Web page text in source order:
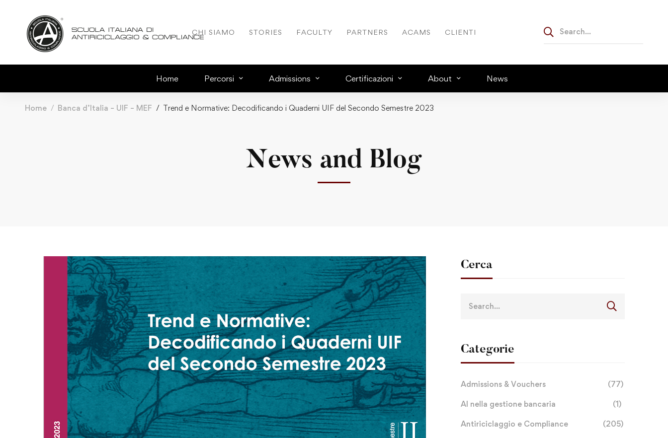
CHI SIAMO STORIES FACULTY PARTNERS ACAMS CLIENTI
Home Percorsi Admissions Certificazioni About News
Home Banca d’Italia – UIF – MEF Trend e Normative: Decodificando i Quaderni UIF del Secondo Semestre 2023
News and Blog
Cerca
Categorie
Admissions & Vouchers (77)
AI nella gestione bancaria (1)
Antiriciclaggio e Compliance (205)